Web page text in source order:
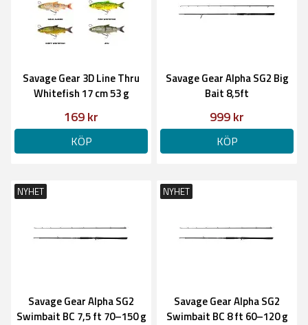
Savage Gear 3D Line Thru
Whitefish 17 cm 53 g
169 kr
KÖP
Savage Gear Alpha SG2 Big
Bait 8,5ft
999 kr
KÖP
NYHET
Savage Gear Alpha SG2
Swimbait BC 7,5 ft 70–150 g
NYHET
Savage Gear Alpha SG2
Swimbait BC 8 ft 60–120 g